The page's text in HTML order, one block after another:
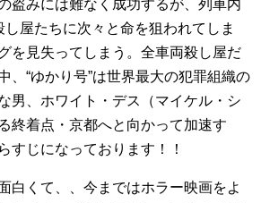
盗みには難なく成功するが、列車内
屋たちに次々と命を狙われてしま
を見失ってしまう。全車両殺し屋だ
、“ゆかり号”は世界最大の犯罪組織の
男、ホワイト・デス（マイケル・シ
終着点・京都へと向かって加速す
じになっております！！
白くて、、今まではホラー映画をよ